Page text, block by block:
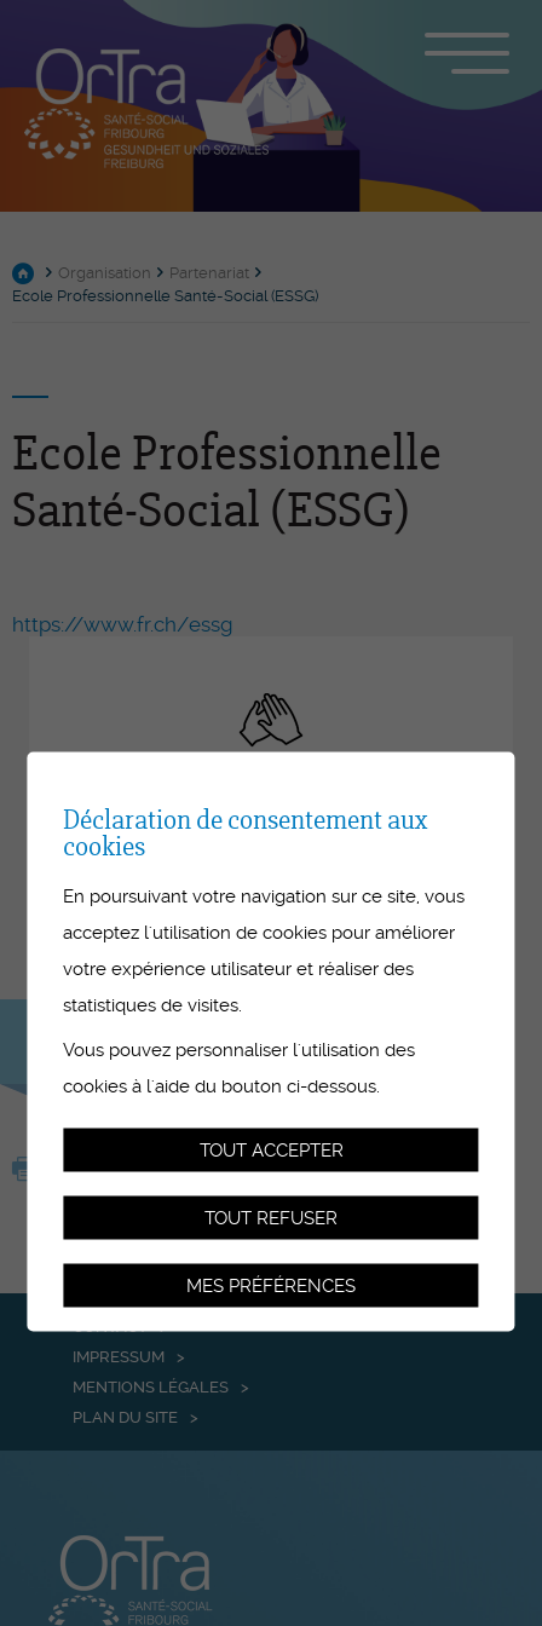
Organisation
Partenariat
Ecole Professionnelle Santé-Social (ESSG)
Ecole Professionnelle
Santé-Social (ESSG)
https://www.fr.ch/essg
La formation continue
Offre de cours pour les formatrices et
formateurs en entreprises dans les domaines
médicale.
programme
CONTACT
IMPRESSUM
MENTIONS LÉGALES
PLAN DU SITE
Déclaration de consentement aux
cookies
En poursuivant votre navigation sur ce site, vous
acceptez l'utilisation de cookies pour améliorer
votre expérience utilisateur et réaliser des
statistiques de visites.
Vous pouvez personnaliser l'utilisation des
cookies à l'aide du bouton ci-dessous.
TOUT ACCEPTER
TOUT REFUSER
MES PRÉFÉRENCES